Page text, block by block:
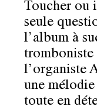
Toucher ou
seule
l’album à
tromboniste
l’organiste
une
toute en